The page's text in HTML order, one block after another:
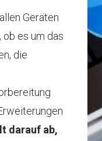
Geräten
ob es um das
die
darauf ab,